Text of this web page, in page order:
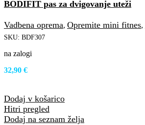
BODIFIT pas za dvigovanje uteži
Vadbena oprema, Opremite mini fitnes,
SKU: BDF307
na zalogi
32,90 €
Dodaj v košarico
Hitri pregled
Dodaj na seznam želja